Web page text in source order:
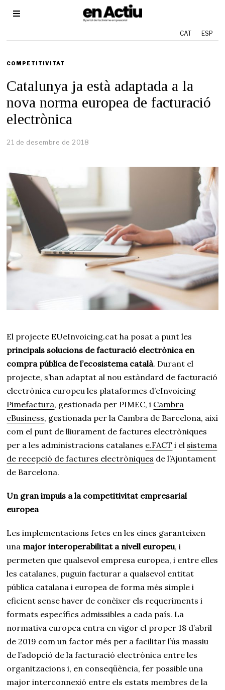
CAT ESP
COMPETITIVITAT
Catalunya ja està adaptada a la
nova norma europea de facturació
electrònica
21 de desembre de 2018
e
e
m
b
r
e
d
e
2
8
El projecte EUeInvoicing.cat ha posat a punt les
principals solucions de facturació electrònica en
compra pública de l’ecosistema català. Durant el
projecte, s’han adaptat al nou estàndard de facturació
electrònica europeu les plataformes d’eInvoicing
Pimefactura, gestionada per PIMEC, i Cambra
eBusiness, gestionada per la Cambra de Barcelona, així
com el punt de lliurament de factures electròniques
per a les administracions catalanes e.FACT i el sistema
de recepció de factures electròniques de l’Ajuntament
de Barcelona.
Un gran impuls a la competitivitat empresarial
europea
Les implementacions fetes en les eines garanteixen
una major interoperabilitat a nivell europeu, i
permeten que qualsevol empresa europea, i entre elles
les catalanes, puguin facturar a qualsevol entitat
pública catalana i europea de forma més simple i
eficient sense haver de conèixer els requeriments i
formats específics admissibles a cada país. La
normativa europea entra en vigor el proper 18 d’abril
de 2019 com un factor més per a facilitar l’ús massiu
de l’adopció de la facturació electrònica entre les
organitzacions i, en conseqüència, fer possible una
major interconnexió entre els estats membres de la